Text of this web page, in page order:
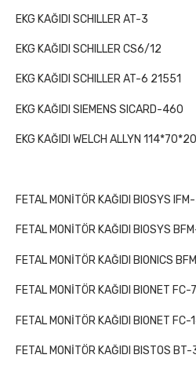
EKG KAĞIDI SCHILLER AT-3
EKG KAĞIDI SCHILLER CS6/12
EKG KAĞIDI SCHILLER AT-6 21551
EKG KAĞIDI SIEMENS SICARD-460
EKG KAĞIDI WELCH ALLYN
FETAL MONİTÖR KAĞIDI BIOSYS
FETAL MONİTÖR KAĞIDI BIOSYS
FETAL MONİTÖR KAĞIDI BIONICS
FETAL MONİTÖR KAĞIDI BIONET
FETAL MONİTÖR KAĞIDI BIONET FC-
FETAL MONİTÖR KAĞIDI BISTOS